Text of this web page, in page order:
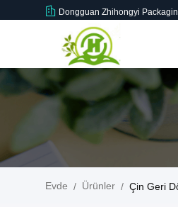
Dongguan Zhihongyi
Evde / Ürünler / Çin Geri